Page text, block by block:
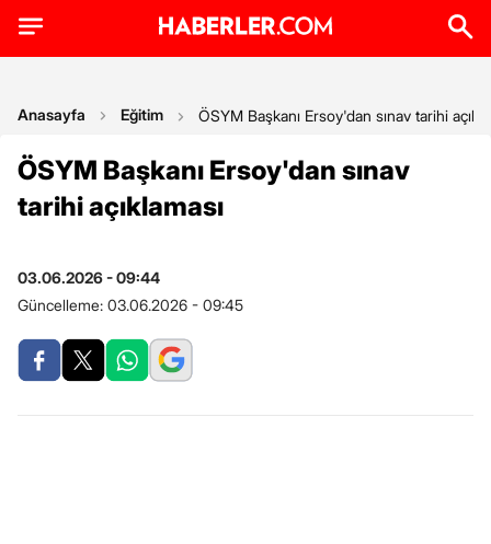
Anasayfa Eğitim ÖSYM Başkanı Ersoy'dan sınav tarihi
ÖSYM Başkanı Ersoy'dan sınav
tarihi açıklaması
03.06.2026 - 09:44
Güncelleme: 03.06.2026 - 09:45